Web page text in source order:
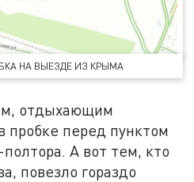
НА ВЫЕЗДЕ ИЗ КРЫМА
отдыхающим
пробке перед пунктом
А вот тем, кто
повезло гораздо